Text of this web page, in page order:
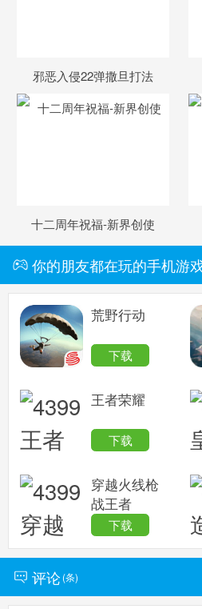
邪恶入侵22弹撒旦打法
十二周年祝福-新界创使
你的朋友都在玩的手机游
荒野行动
下载
王者荣耀
下载
穿越火线枪
战王者
下载
评论(条)